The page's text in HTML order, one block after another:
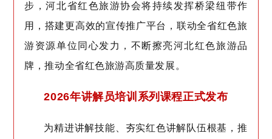
步，河北省红色旅游协会将持续发挥桥梁纽带作
用，搭建更高效的宣传推广平台，联动全省红色旅
游资源单位同心发力，不断擦亮河北红色旅游品
牌，推动全省红色旅游高质量发展。
2026年讲解员培训系列课程正式发布
为精进讲解技能、夯实红色讲解队伍根基，推